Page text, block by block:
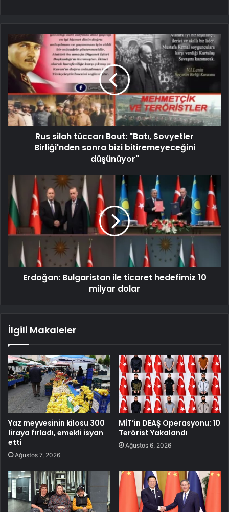
Rus silah tüccarı Bout: "Batı, Sovyetler
Birliği'nden sonra bizi bitiremeyeceğini
düşünüyor"
Erdoğan: Bulgaristan ile ticaret hedefimiz 10
milyar dolar
İlgili Makaleler
Yaz meyvesinin kilosu 300
liraya fırladı, emekli isyan
etti
Ağustos 7, 2026
MİT’in DEAŞ Operasyonu: 10
Terörist Yakalandı
Ağustos 6, 2026